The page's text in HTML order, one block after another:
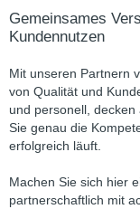
Gemeinsames
Kundennutzen
Mit unseren Partnern
von Qualität und
und personell,
Sie genau die
erfolgreich läuft.
Machen Sie sich hier
partnerschaftlich mit